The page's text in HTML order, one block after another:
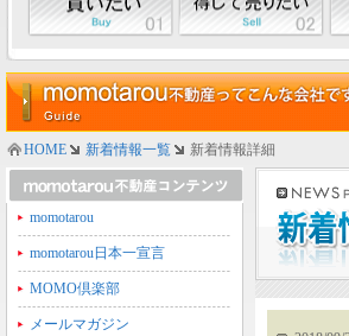
HOME 新着情報一覧 新着情報詳細
momotarou
momotarou日本一宣言
MOMO倶楽部
メールマガジン